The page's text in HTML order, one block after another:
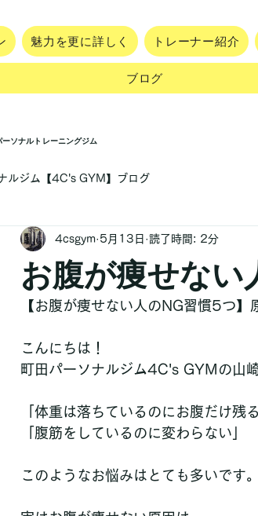
魅力を更に詳しく トレーナー紹介
ブログ
ソナルトレーニングジム
ルジム【4C's GYM】ブログ
お腹が痩せない
4csgym 5月13日 読了時間: 2分
【お腹が痩せない人のNG習慣5つ
こんにちは！
町田パーソナルジム4C's GYMの山崎
「体重は落ちているのにお腹だけ残
「腹筋をしているのに変わらない」
このようなお悩みはとても多いです。